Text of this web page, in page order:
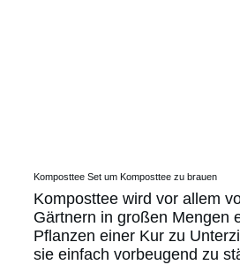
Komposttee Set um Komposttee zu brauen
Komposttee wird vor allem
Gärtnern in großen Mengen
Pflanzen einer Kur zu
sie einfach vorbeugend zu